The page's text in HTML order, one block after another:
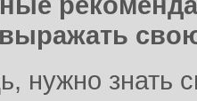
выражать
нужно знать